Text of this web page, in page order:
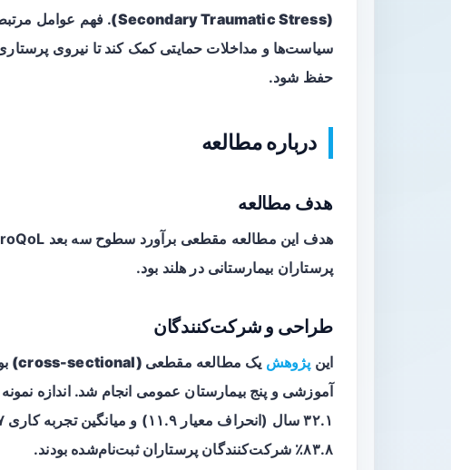
(Secondary Traumatic Stress)
. فهم عوامل
سیاست‌ها و مداخلات حمایتی کمک کند تا نیروی
حفظ شود.
درباره مطالعه
هدف مطالعه
پرستاران بیمارستانی در هلند بود.
طراحی و شرکت‌کنندگان
این پژوهش یک مطالعه مقطعی (cross-sectional)
۸۳.۸٪ شرکت‌کنندگان پرستاران ثبت‌نام‌شده بودند.